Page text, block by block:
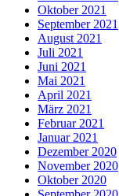
Oktober 2021
September 2021
August 2021
Juli 2021
Juni 2021
Mai 2021
April 2021
März 2021
Februar 2021
Januar 2021
Dezember 2020
November 2020
Oktober 2020